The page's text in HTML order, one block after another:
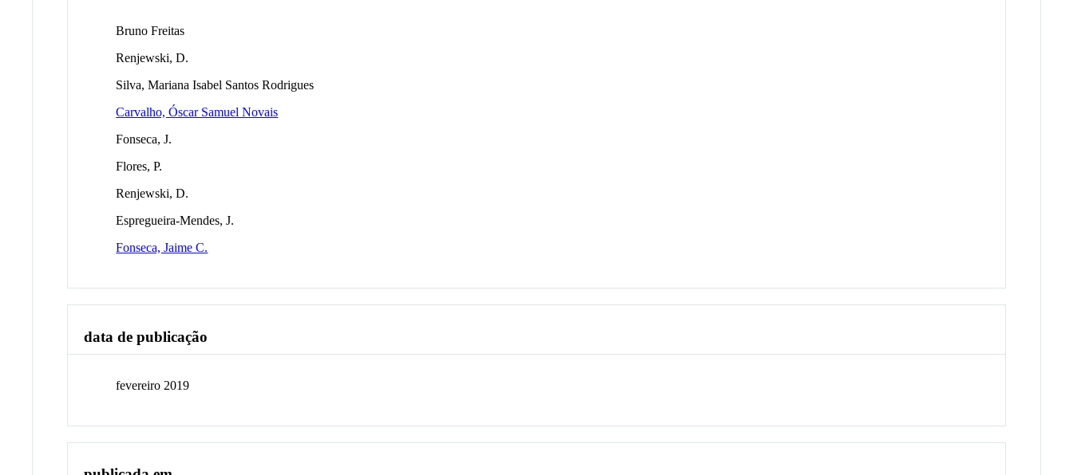
Bruno Freitas
Renjewski, D.
Silva, Mariana Isabel Santos Rodrigues
Carvalho, Óscar Samuel Novais
Fonseca, J.
Flores, P.
Renjewski, D.
Espregueira-Mendes, J.
Fonseca, Jaime C.
data de publicação
fevereiro 2019